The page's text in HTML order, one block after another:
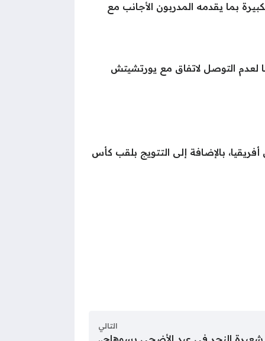
بما يقدمه المدربون الأجانب مع
لعدم التوصل لاتفاق مع يورتشيتش
بالإضافة إلى التتويج بلقب كأس
التالي
النحر فى عيد الأضحى بسوهاج..